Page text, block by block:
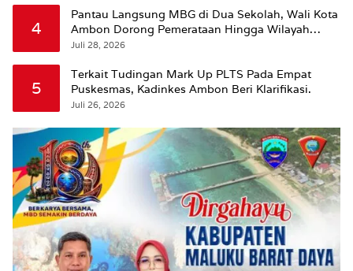
4
Pantau Langsung MBG di Dua Sekolah, Wali Kota
Ambon Dorong Pemerataan Hingga Wilayah
Leitimur Selatan
Juli 28, 2026
5
Terkait Tudingan Mark Up PLTS Pada Empat
Puskesmas, Kadinkes Ambon Beri Klarifikasi.
Juli 26, 2026